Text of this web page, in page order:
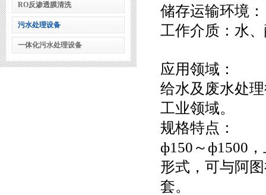
RO反渗透膜清洗
污水处理设备
一体化污水处理设备
储存运输环境
工作介质：水
应用领域：
给水及废水处
工业领域。
规格特点：
ф150～ф1500
形式，可与阿
套。